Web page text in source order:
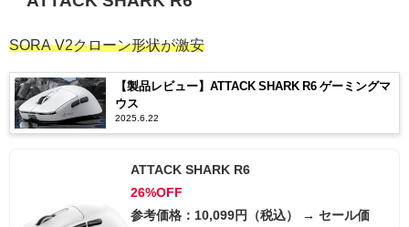
SORA V2クローン形状が激安
【製品レビュー】ATTACK SHARK R6 ゲーミングマ
ウス
2025.6.22
ATTACK SHARK R6
26%OFF
参考価格：10,099円（税込） → セール価